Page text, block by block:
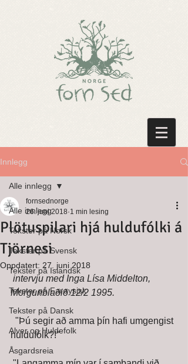
Innlegg
Alle innlegg
Tekster på Norsk
Tekster på Svensk
Tekster på Islandsk
Tekster på Farøysisk
Tekster på Dansk
Alver og Huldefolk
Åsgardsreia
Alle innlegg
Plötuspilari hjá huldufólki á
Tjörnesi
fornsednorge
26. juni 2018 1 min lesing
Oppdatert: 27. juni 2018
intervju med Inga Lísa Middelton,
Morgunblaðið 12/2 1995.
huldufólk?!"